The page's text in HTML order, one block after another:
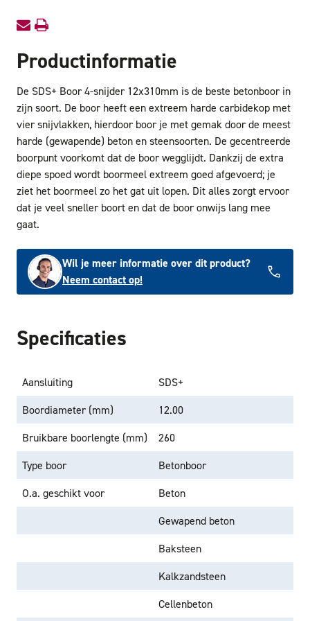
Productinformatie
De SDS+ Boor 4-snijder 12x310mm is de beste betonboor in
zijn soort. De boor heeft een extreem harde carbidekop met
vier snijvlakken, hierdoor boor je met gemak door de meest
harde (gewapende) beton en steensoorten. De gecentreerde
boorpunt voorkomt dat de boor wegglijdt. Dankzij de extra
diepe spoed wordt boormeel extreem goed afgevoerd; je
ziet het boormeel zo het gat uit lopen. Dit alles zorgt ervoor
dat je veel sneller boort en dat de boor onwijs lang mee
gaat.
Wil je meer informatie over dit product?
Neem contact op!
Specificaties
Aansluiting
SDS+
Boordiameter (mm)
12.00
Bruikbare boorlengte (mm)
260
Type boor
Betonboor
O.a. geschikt voor
Beton
Gewapend beton
Baksteen
Kalkzandsteen
Cellenbeton